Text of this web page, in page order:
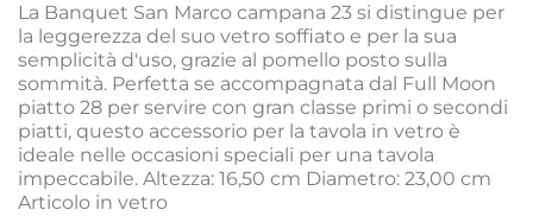
La Banquet San Marco campana 23 si distingue per
la leggerezza del suo vetro soffiato e per la sua
semplicità d'uso, grazie al pomello posto sulla
sommità. Perfetta se accompagnata dal Full Moon
piatto 28 per servire con gran classe primi o secondi
piatti, questo accessorio per la tavola in vetro è
ideale nelle occasioni speciali per una tavola
impeccabile. Altezza: 16,50 cm Diametro: 23,00 cm
Articolo in vetro